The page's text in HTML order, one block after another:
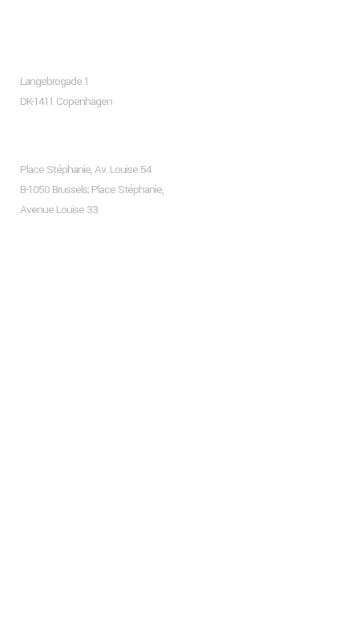
Langebrogade 1
DK-1411 Copenhagen
Place Stéphanie, Av. Louise 54
B-1050 Brussels; Place Stéphanie,
Avenue Louise 33